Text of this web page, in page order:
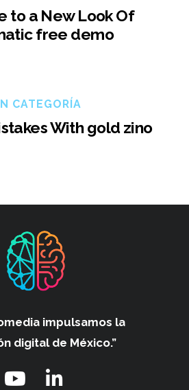
to a New Look Of
free demo
CATEGORÍA
With gold zino
impulsamos la
digital de México.”